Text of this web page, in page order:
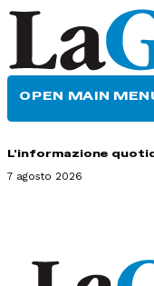
OPEN MAIN
L'informazione
7 agosto 2026